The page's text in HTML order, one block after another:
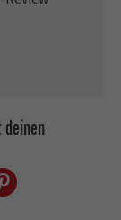
deinen